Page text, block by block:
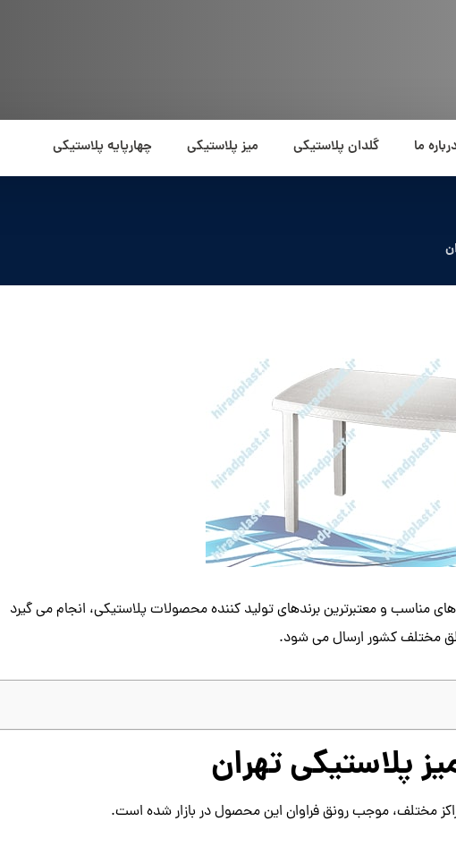
ما گلدان پلاستیکی میز پلاستیکی چهارپایه پلاستیکی
مناسب و معتبرترین برندهای تولید کننده محصولات پلاستیکی، انجام می گیرد
مختلف کشور ارسال می شود.
پلاستیکی تهران
مختلف، موجب رونق فراوان این محصول در بازار شده است.